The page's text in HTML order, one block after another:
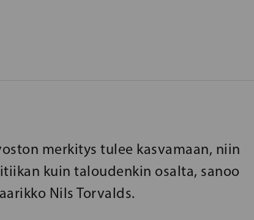
merkitys tulee kasvamaan, niin
kuin taloudenkin osalta, sanoo
Nils Torvalds.